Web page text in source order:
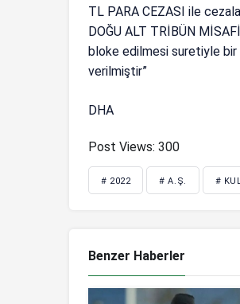
TL PARA CEZASI ile
DOĞU ALT TRİBÜN
bloke edilmesi suretiyle bir
verilmiştir”
DHA
Post Views: 300
# 2022 # A.Ş. #
Benzer Haberler